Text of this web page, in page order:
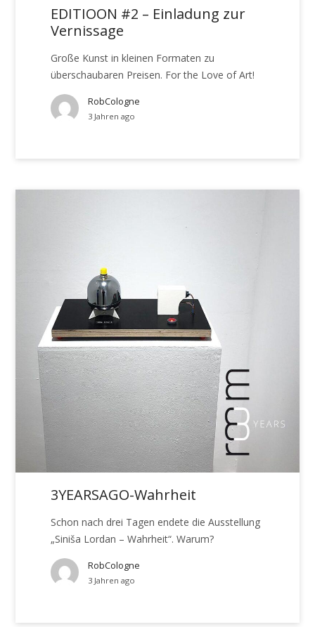
EDITIOON #2 – Einladung zur
Vernissage
Große Kunst in kleinen Formaten zu
überschaubaren Preisen. For the Love of Art!
RobCologne
3 Jahren ago
3YEARSAGO-Wahrheit
Schon nach drei Tagen endete die Ausstellung
„Siniša Lordan – Wahrheit“. Warum?
RobCologne
3 Jahren ago